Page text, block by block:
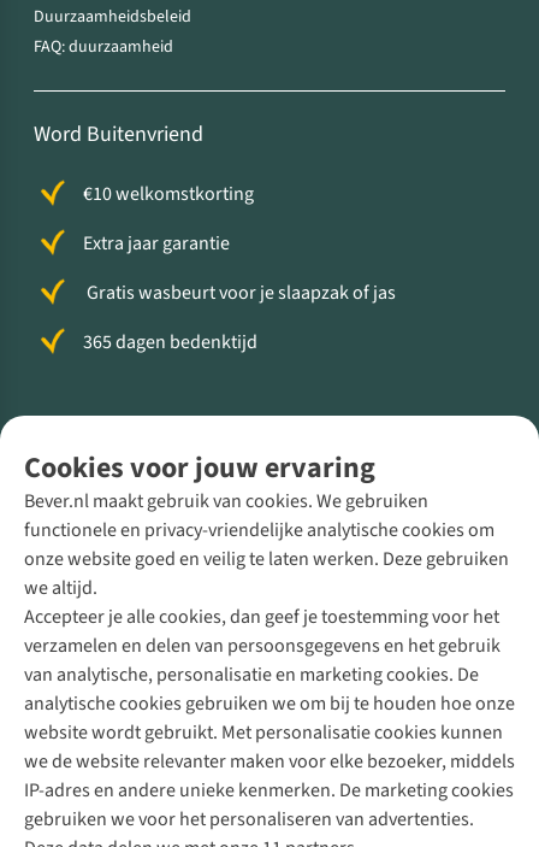
Cookies voor jouw ervaring
Bever.nl maakt gebruik van cookies. We gebruiken
functionele en privacy-vriendelijke analytische cookies om
onze website goed en veilig te laten werken. Deze gebruiken
we altijd.
Accepteer je alle cookies, dan geef je toestemming voor het
verzamelen en delen van persoonsgegevens en het gebruik
van analytische, personalisatie en marketing cookies. De
analytische cookies gebruiken we om bij te houden hoe onze
website wordt gebruikt. Met personalisatie cookies kunnen
we de website relevanter maken voor elke bezoeker, middels
IP-adres en andere unieke kenmerken. De marketing cookies
gebruiken we voor het personaliseren van advertenties.
Duurzaamheidsbeleid
FAQ: duurzaamheid
Word Buitenvriend
€10 welkomstkorting
Extra jaar garantie
Gratis wasbeurt voor je slaapzak of jas
365 dagen bedenktijd
Direct advies van een Buitenexpert
+31 (0)85 888 50 88
+31 6 12 28 49 80
Contactformulier